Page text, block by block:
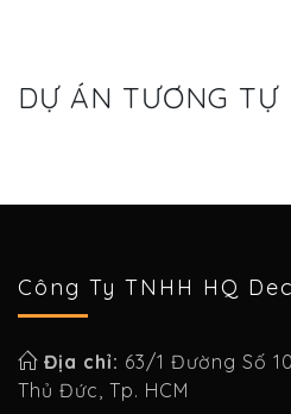
DỰ ÁN TƯƠNG TỰ
Công Ty TNHH HQ
Địa chỉ: 63/1 Đường Số
Thủ Đức, Tp. HCM